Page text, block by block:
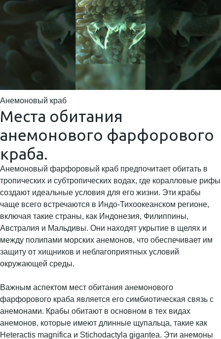
Анемоновый краб
Места обитания
анемонового фарфорового
краба.
Анемоновый фарфоровый краб предпочитает обитать в
тропических и субтропических водах, где коралловые рифы
создают идеальные условия для его жизни. Эти крабы
чаще всего встречаются в Индо-Тихоокеанском регионе,
включая такие страны, как Индонезия, Филиппины,
Австралия и Мальдивы. Они находят укрытие в щелях и
между полипами морских анемонов, что обеспечивает им
защиту от хищников и неблагоприятных условий
окружающей среды.
Важным аспектом мест обитания анемонового
фарфорового краба является его симбиотическая связь с
анемонами. Крабы обитают в основном в тех видах
анемонов, которые имеют длинные щупальца, такие как
Heteractis magnifica и Stichodactyla gigantea. Эти анемоны